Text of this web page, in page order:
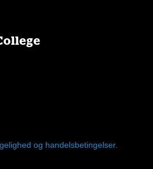
og handelsbetingelser.